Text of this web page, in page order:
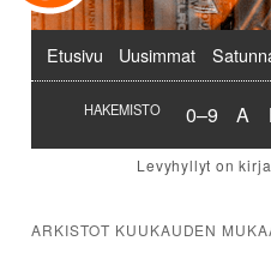
Päävalikko
Etusivu Uusimmat
HAKEMISTO 0–9 A
ARKISTOT KUUKAUDEN